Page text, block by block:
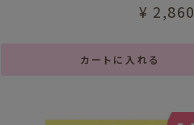
カートに入れる
¥ 2,860